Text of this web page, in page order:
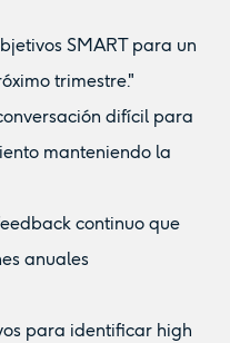
SMART para un
trimestre."
difícil para
manteniendo la
continuo que
anuales
para identificar high